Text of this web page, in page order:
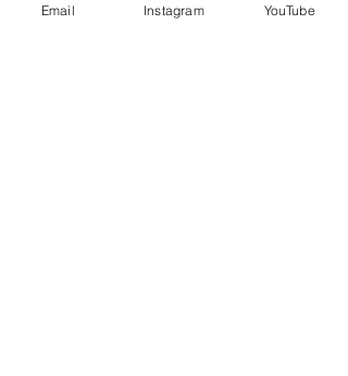
2026年 受难节和复活节聚
Write a comment...
Email Instagram YouTube